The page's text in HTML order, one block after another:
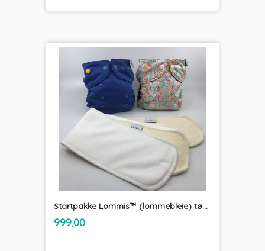
Startpakke Lommis™ (lommebleie) tøybleier
Pris
999,00mva.